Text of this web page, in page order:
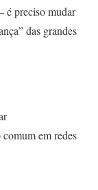
é preciso mudar
das grandes
em redes